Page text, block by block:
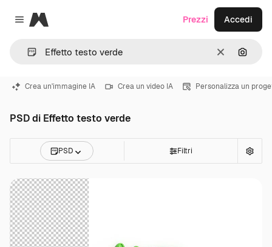
Close menu
Magnific
CancellaCerca
Prezzi Accedi
Crea un'immagine IA Crea un video IA Personalizza un
PSD di Effetto testo verde
PSD Filtri